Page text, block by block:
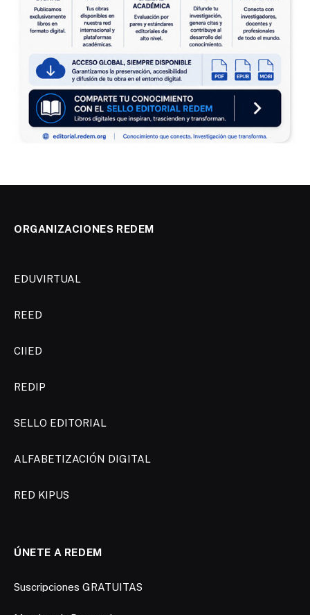
ORGANIZACIONES REDEM
EDUVIRTUAL
REED
CIIED
REDIP
SELLO EDITORIAL
ALFABETIZACIÓN DIGITAL
RED KIPUS
ÚNETE A REDEM
Suscripciones GRATUITAS